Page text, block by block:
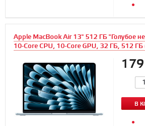
Apple MacBook Air 13" 512 ГБ "Голубое
10-Core CPU, 10-Core GPU, 32 ГБ, 512 ГБ
В